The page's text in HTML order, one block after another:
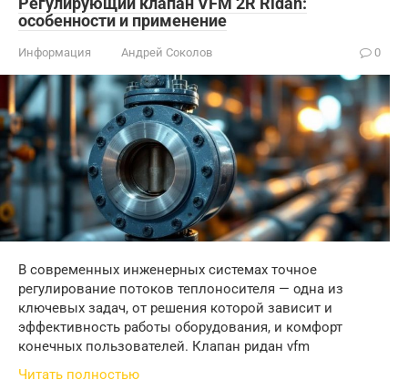
особенности и применение
Информация Андрей Соколов 0
В современных инженерных системах точное
регулирование потоков теплоносителя — одна из
ключевых задач, от решения которой зависит и
эффективность работы оборудования, и комфорт
конечных пользователей. Клапан ридан vfm
Читать полностью